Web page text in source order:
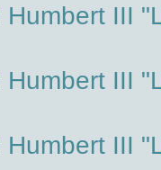
Humbert III
Humbert III
Humbert III